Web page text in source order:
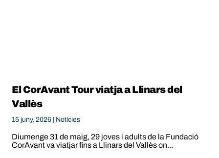
El CorAvant Tour viatja a Llinars del
Vallès
15 juny, 2026 | Notícies
Diumenge 31 de maig, 29 joves i adults de la Fundació
CorAvant va viatjar fins a Llinars del Vallès on...